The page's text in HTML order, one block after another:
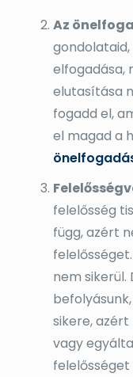
Az
elfogadása,
elutasítása
fogadd el,
el magad a
felelősség
függ, azért
nem sikerül.
sikere,
vagy
felelősséget